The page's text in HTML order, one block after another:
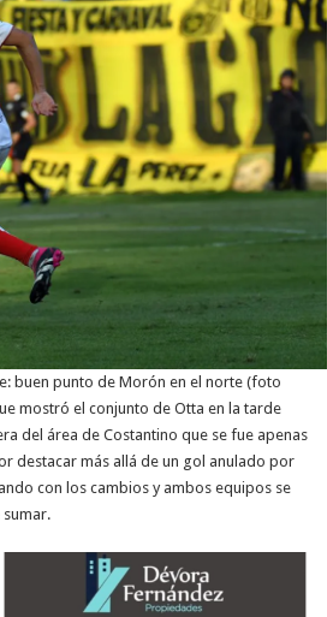
buen punto de Morón en el norte (foto
mostró el conjunto de Otta en la tarde
del área de Costantino que se fue apenas
destacar más allá de un gol anulado por
con los cambios y ambos equipos se